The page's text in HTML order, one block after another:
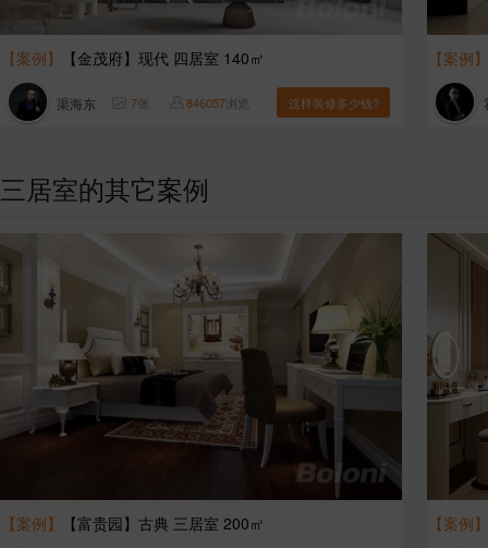
【案例】 【金茂府】现代 四居室 140㎡
渠海东 7张 846057浏览 这样装修多少钱?
【案例】
三居室的其它案例
【案例】 【富贵园】古典 三居室 200㎡ 【案例】